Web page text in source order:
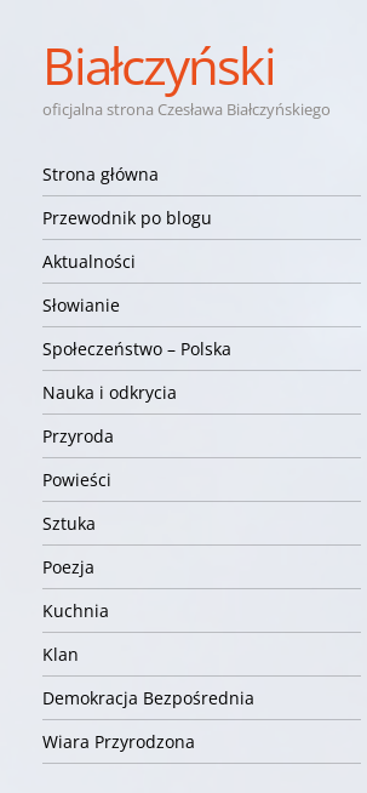
Białczyński
oficjalna strona Czesława Białczyńskiego
Nawigacja
Przejdź do treści
Strona główna
Przewodnik po blogu
Aktualności
Słowianie
Społeczeństwo – Polska
Nauka i odkrycia
Przyroda
Powieści
Sztuka
Poezja
Kuchnia
Klan
Demokracja Bezpośrednia
Wiara Przyrodzona